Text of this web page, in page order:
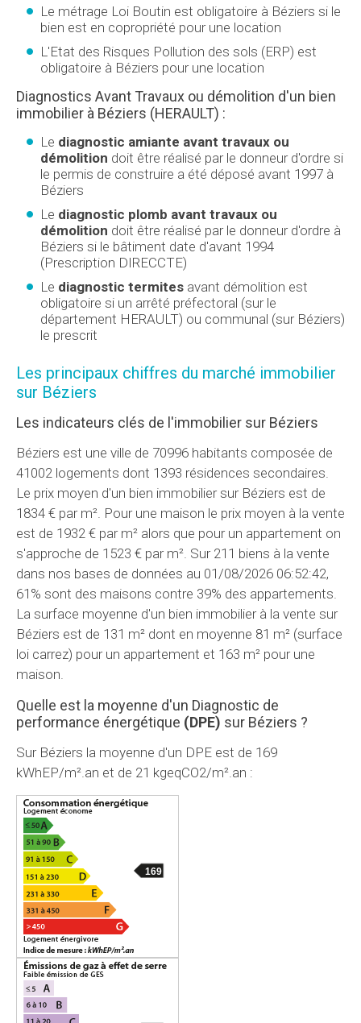
Le métrage Loi Boutin est obligatoire à Béziers si le
bien est en copropriété pour une location
L'Etat des Risques Pollution des sols (ERP) est
obligatoire à Béziers pour une location
Diagnostics Avant Travaux ou démolition d'un bien
immobilier à Béziers (HERAULT) :
Le diagnostic amiante avant travaux ou
démolition doit être réalisé par le donneur d'ordre si
le permis de construire a été déposé avant 1997 à
Béziers
Le diagnostic plomb avant travaux ou
démolition doit être réalisé par le donneur d'ordre à
Béziers si le bâtiment date d'avant 1994
(Prescription DIRECCTE)
Le diagnostic termites avant démolition est
obligatoire si un arrêté préfectoral (sur le
département HERAULT) ou communal (sur Béziers)
le prescrit
Les principaux chiffres du marché immobilier
sur Béziers
Les indicateurs clés de l'immobilier sur Béziers
Béziers est une ville de 70996 habitants composée de
41002 logements dont 1393 résidences secondaires.
Le prix moyen d'un bien immobilier sur Béziers est de
1834 € par m². Pour une maison le prix moyen à la vente
est de 1932 € par m² alors que pour un appartement on
s'approche de 1523 € par m². Sur 211 biens à la vente
dans nos bases de données au 01/08/2026 06:52:42,
61% sont des maisons contre 39% des appartements.
La surface moyenne d'un bien immobilier à la vente sur
Béziers est de 131 m² dont en moyenne 81 m² (surface
loi carrez) pour un appartement et 163 m² pour une
maison.
Quelle est la moyenne d'un Diagnostic de
performance énergétique (DPE) sur Béziers ?
Sur Béziers la moyenne d'un DPE est de 169
kWhEP/m².an et de 21 kgeqCO2/m².an :
169